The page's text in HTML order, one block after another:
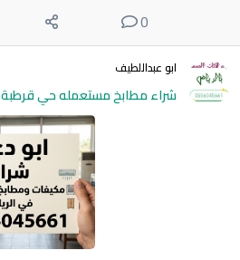
0
ابو عبداللطيف
شراء مطابخ مستعمله حي قرطبة 0556045661